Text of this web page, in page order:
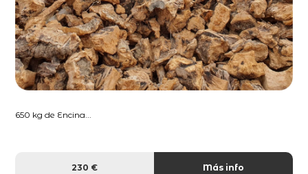
650 kg de Encina...
230 € Más info